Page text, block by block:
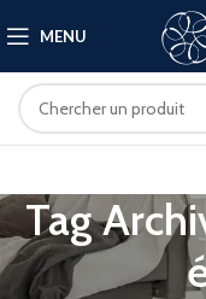
MENU
Tag